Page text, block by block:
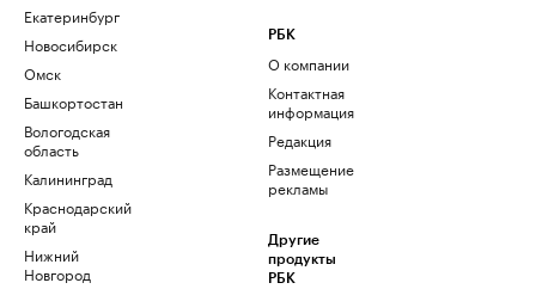
Екатеринбург
Новосибирск
Омск
Башкортостан
Вологодская
область
Калининград
Краснодарский
край
Нижний
Новгород
РБК
О компании
Контактная
информация
Редакция
Размещение
рекламы
Другие
продукты
РБК